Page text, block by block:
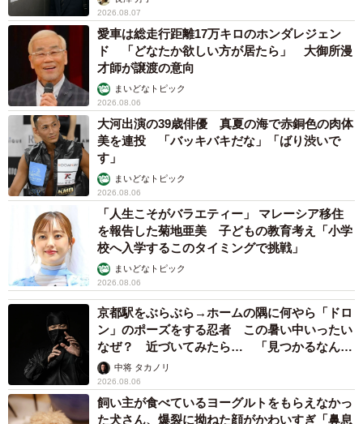
2026.08.07
愛車は総走行距離17万キロのホンダレジェン
ド 「どなたか欲しい方が居たら」 大御所漫
才師が譲渡の意向
まいどなトピック
2026.08.06
大河出演の39歳俳優 真夏の海で赤銅色の肉体
美を連投 「バッキバキだな」「ばり渋いで
す」
まいどなトピック
2026.08.06
「人生こそがバラエティー」 マレーシア移住
を報告した菊地亜美 子どもの教育考え「小学
校へ入学するこのタイミングで挑戦」
まいどなトピック
2026.08.06
京都駅をぶらぶら→ホームの隅に何やら「ドロ
ン」のポーズをする忍者 この暑い中いったい
なぜ？ 近づいてみたら… 「見つかるなんて
未熟」中将 タカノリ
2026.08.06
飼い主が食べているヨーグルトをもらえなかっ
た犬さん、爆裂に拗ねた顔がかわいすぎ「鼻息